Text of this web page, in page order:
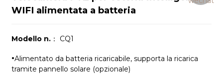
WIFI alimentata a batteria
Modello n.： CQ1
·Alimentato da batteria ricaricabile, supporta la ricarica
tramite pannello solare (opzionale)